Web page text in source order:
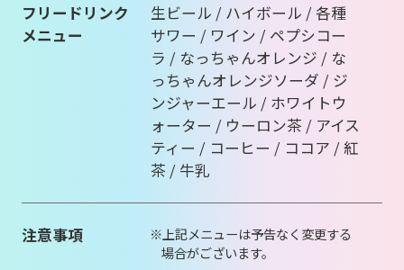
フリードリンク
メニュー
生ビール / ハイボール / 各種
サワー / ワイン / ペプシコー
ラ / なっちゃんオレンジ / な
っちゃんオレンジソーダ / ジ
ンジャーエール / ホワイトウ
ォーター / ウーロン茶 / アイス
ティー / コーヒー / ココア / 紅
茶 / 牛乳
注意事項
上記メニューは予告なく変更する
場合がございます。